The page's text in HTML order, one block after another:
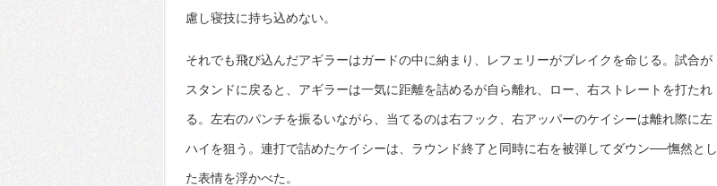
慮し寝技に持ち込めない。
それでも飛び込んだアギラーはガードの中に納まり、レフェリーがブレイクを命じる。試合が
スタンドに戻ると、アギラーは一気に距離を詰めるが自ら離れ、ロー、右ストレートを打たれ
る。左右のパンチを振るいながら、当てるのは右フック、右アッパーのケイシーは離れ際に左
ハイを狙う。連打で詰めたケイシーは、ラウンド終了と同時に右を被弾してダウン──憮然とし
た表情を浮かべた。